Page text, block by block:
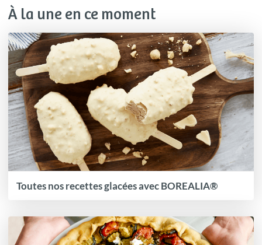
À la une en ce moment
Toutes nos recettes glacées avec BOREALIA®